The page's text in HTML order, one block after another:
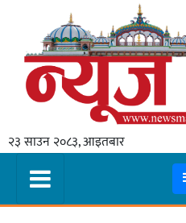
२३ साउन २०८३, आइतबार
गृहपृष्ठ
स्थानीय
प्रदेश